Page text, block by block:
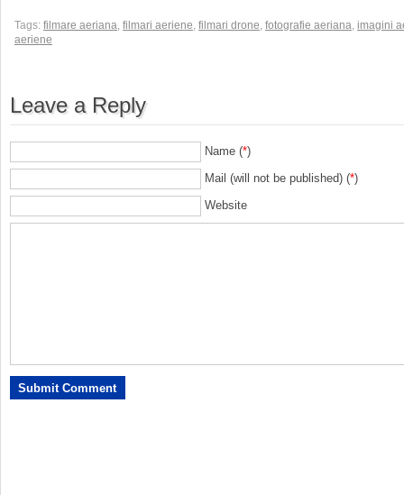
Tags: filmare aeriana, filmari aeriene, filmari drone, fotografie aeriana, imagini
aeriene
Leave a Reply
Name (*)
Mail (will not be published) (*)
Website